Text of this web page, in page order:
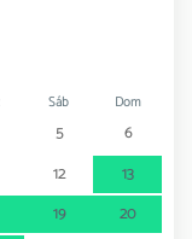
Sáb Dom
5
6
12
13
19
20